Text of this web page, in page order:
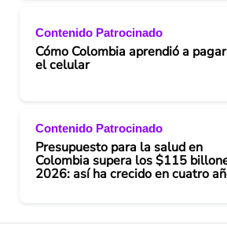
Contenido Patrocinado
Cómo Colombia aprendió a
el celular
Contenido Patrocinado
Presupuesto para la salud en
Colombia supera los $115
2026: así ha crecido en cuatro